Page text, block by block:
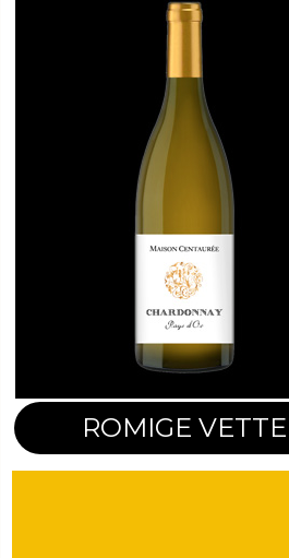
ROMIGE VETTE